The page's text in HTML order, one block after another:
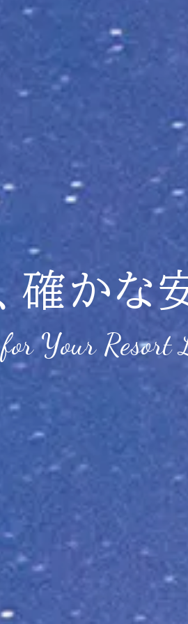
確かな
forYour Resort